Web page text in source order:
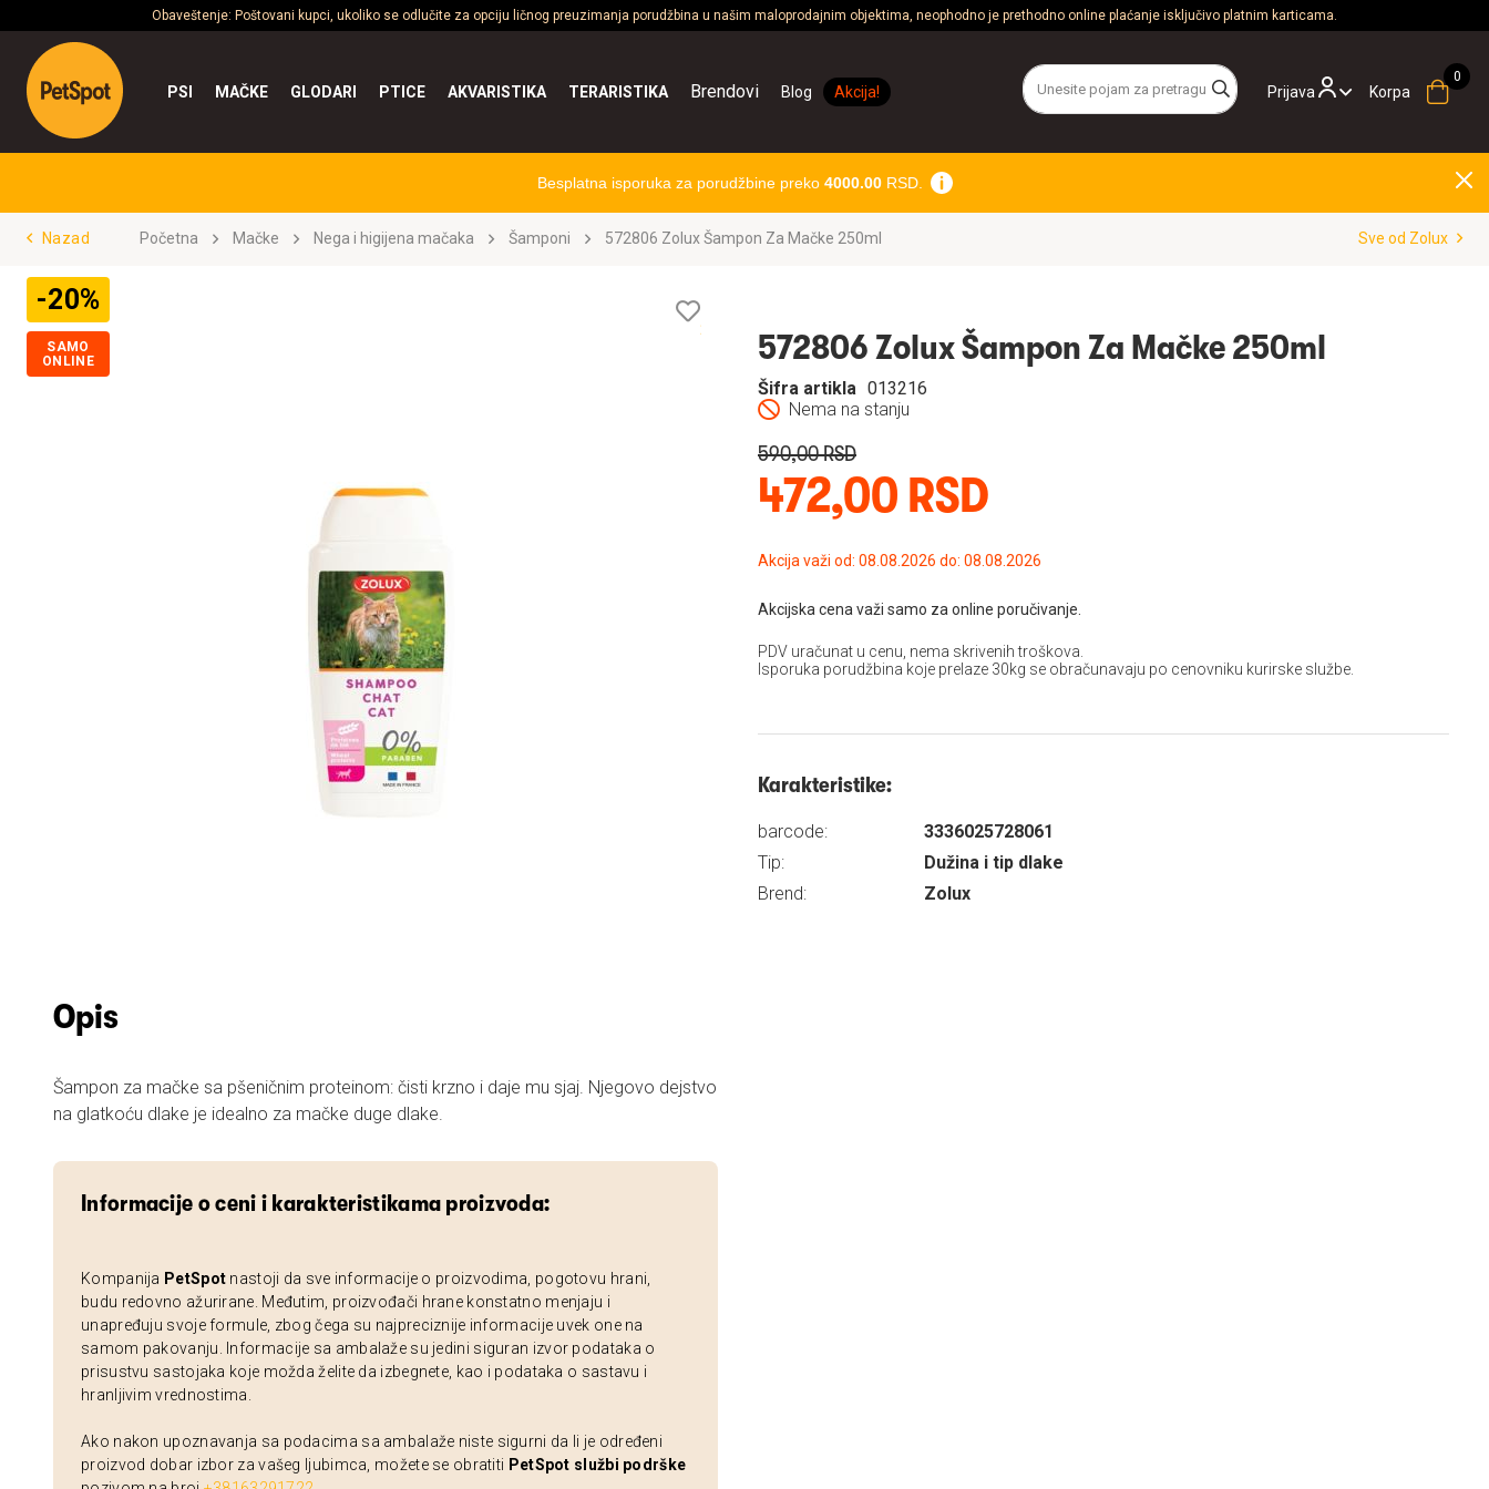
Obaveštenje: Poštovani kupci, ukoliko se odlučite za opciju ličnog preuzimanja porudžbina u našim maloprodajnim objektima, neophodno je prethodno online plaćanje isključivo platnim karticama.
Prijava
PSI MAČKE GLODARI PTICE AKVARISTIKA TERARISTIKA Brendovi Blog Akcija! Korpa
Besplatna isporuka za porudžbine preko 4000.00RSD.
Nazad Početna Mačke Nega i higijena mačaka Šamponi 572806 Zolux Šampon Za Mačke 250ml Sve od Zolux
-20%
SAMO
ONLINE
Opis
Šampon za mačke sa pšeničnim proteinom: čisti krzno i daje mu sjaj. Njegovo dejstvo
na glatkoću dlake je idealno za mačke duge dlake.
Informacije o ceni i karakteristikama proizvoda:
Kompanija PetSpot nastoji da sve informacije o proizvodima, pogotovu hrani,
budu redovno ažurirane. Međutim, proizvođači hrane konstatno menjaju i
unapređuju svoje formule, zbog čega su najpreciznije informacije uvek one na
samom pakovanju. Informacije sa ambalaže su jedini siguran izvor podataka o
prisustvu sastojaka koje možda želite da izbegnete, kao i podataka o sastavu i
hranljivim vrednostima.
Ako nakon upoznavanja sa podacima sa ambalaže niste sigurni da li je određeni
proizvod dobar izbor za vašeg ljubimca, možete se obratiti PetSpot službi podrške
želja
572806 Zolux Šampon Za Mačke 250ml
Nema na stanju
Šifra artikla 013216
472,00 RSD
590,00 RSD
Akcija važi od: 08.08.2026 do: 08.08.2026
Akcijska cena važi samo za online poručivanje.
PDV uračunat u cenu, nema skrivenih troškova.
Isporuka porudžbina koje prelaze 30kg se obračunavaju po cenovniku kurirske službe.
Karakteristike:
barcode:
3336025728061
Tip:
Dužina i tip dlake
Brend:
Zolux